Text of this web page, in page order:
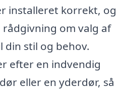
installeret korrekt, og
om valg af
din stil og behov.
efter en indvendig
eller en yderdør, så